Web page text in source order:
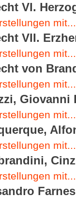
VI.
mit...
VII.
mit...
von
mit...
Giovanni
mit...
mit...
mit...